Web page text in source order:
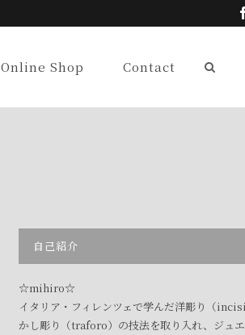
Online Shop Contact
自己紹介
☆mihiro☆
イタリア・フィレンツェで学んだ洋彫り（
かし彫り（traforo）の技法を取り入れ、ジュ